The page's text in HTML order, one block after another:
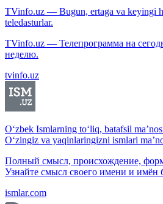
TVinfo.uz — Bugun, ertaga va keyingi
teledasturlar.
TVinfo.uz — Телепрограмма на
неделю.
tvinfo.uz
O‘zbek Ismlarning to‘liq, batafsil
O‘zingiz va yaqinlaringizni ismlari
Полный смысл, происхождение,
Узнайте смысл своего имени и имён
ismlar.com